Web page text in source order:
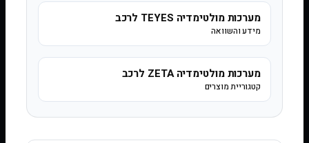
מערכות מולטימדיה TEYES לרכב
מידע והשוואה
מערכות מולטימדיה ZETA לרכב
קטגוריית מוצרים